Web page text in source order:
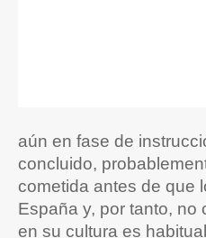
aún en fase de
concluido,
cometida antes de que
España y, por tanto,
en su cultura es